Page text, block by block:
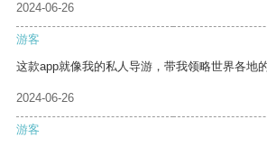
2024-06-26
游客
这款app就像我的私人导游，带我领略世界各地的
2024-06-26
游客